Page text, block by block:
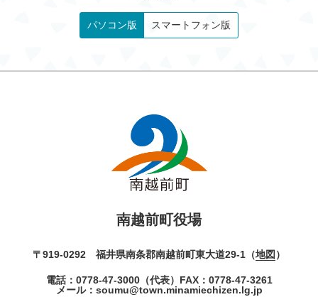
パソコン版 スマートフォン版
南越前町役場
〒919-0292 福井県南条郡南越前町東大道29-1（地図 ）
電話： 0778-47-3000（代表） FAX：0778-47-3261
メール： soumu@town.minamiechizen.lg.jp